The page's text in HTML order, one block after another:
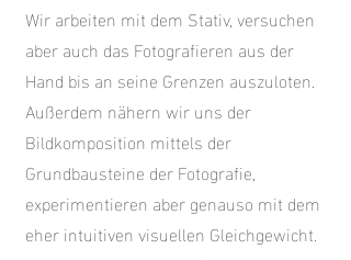
Wir arbeiten mit dem Stativ, versuchen
aber auch das Fotografieren aus der
Hand bis an seine Grenzen auszuloten.
Außerdem nähern wir uns der
Bildkomposition mittels der
Grundbausteine der Fotografie,
experimentieren aber genauso mit dem
eher intuitiven visuellen Gleichgewicht.